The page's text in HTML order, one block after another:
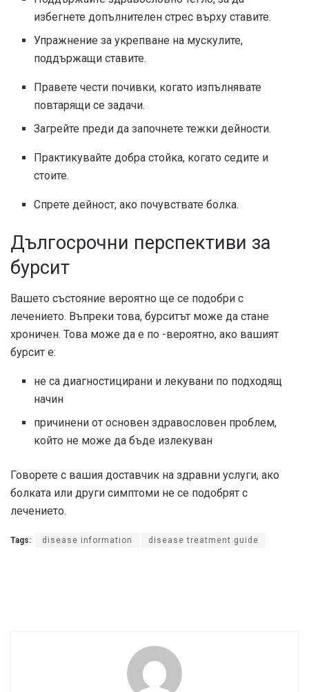
избегнете допълнителен стрес върху ставите.
Упражнение за укрепване на мускулите,
поддържащи ставите.
Правете чести почивки, когато изпълнявате
повтарящи се задачи.
Загрейте преди да започнете тежки дейности.
Практикувайте добра стойка, когато седите и
стоите.
Спрете дейност, ако почувствате болка.
Дългосрочни перспективи за
бурсит
Вашето състояние вероятно ще се подобри с
лечението. Въпреки това, бурситът може да стане
хроничен. Това може да е по -вероятно, ако вашият
бурсит е:
не са диагностицирани и лекувани по подходящ
начин
причинени от основен здравословен проблем,
който не може да бъде излекуван
Говорете с вашия доставчик на здравни услуги, ако
болката или други симптоми не се подобрят с
лечението.
Tags: disease information disease treatment guide